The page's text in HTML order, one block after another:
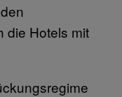
die Hotels mit